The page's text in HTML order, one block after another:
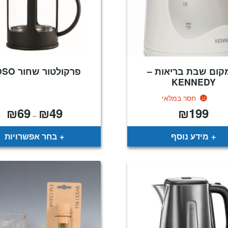
שבת בריאות –
KENNEDY
חסר במלאי
₪199
מידע נוסף
פרקולטור שחור ROSO
₪49
–
₪69
⁦₪69⁩
בחר אפשרויות